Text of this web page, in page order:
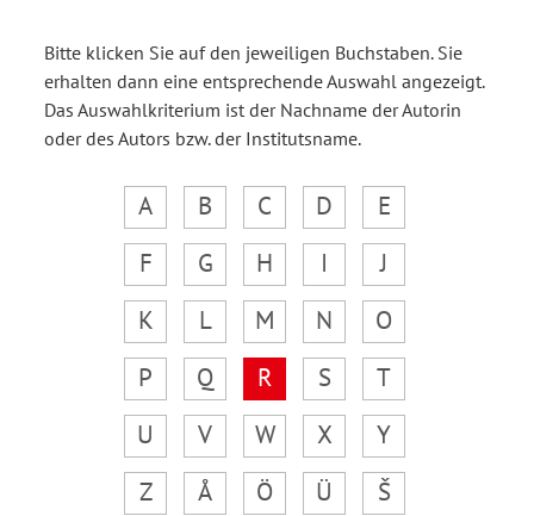
Bitte klicken Sie auf den jeweiligen Buchstaben. Sie
erhalten dann eine entsprechende Auswahl angezeigt.
Das Auswahlkriterium ist der Nachname der Autorin
oder des Autors bzw. der Institutsname.
A B C D
E
F
G H I
J
K
L M N
O
P
Q R S
T
U
V W X
Y
Z
Å Ö Ü Š